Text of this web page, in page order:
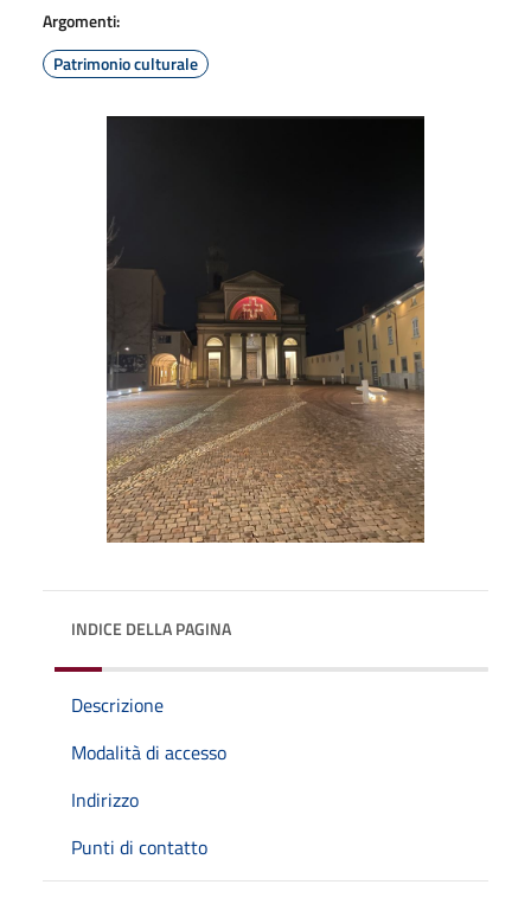
Argomenti:
Patrimonio culturale
INDICE DELLA PAGINA
Descrizione
Modalità di accesso
Indirizzo
Punti di contatto